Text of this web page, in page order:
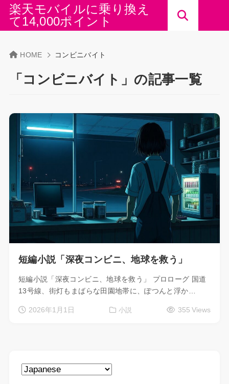
楽天モバイルに乗り換え
て14,000ポイント
HOME コンビニバイト
「コンビニバイト」の記事一覧
短編小説「深夜コンビニ、地球を救う」
短編小説「深夜コンビニ、地球を救う」 プロローグ 国道
13号線、街灯もまばらな田園地帯に、ぽつんと浮か…
2026年1月1日 小説 355 Views